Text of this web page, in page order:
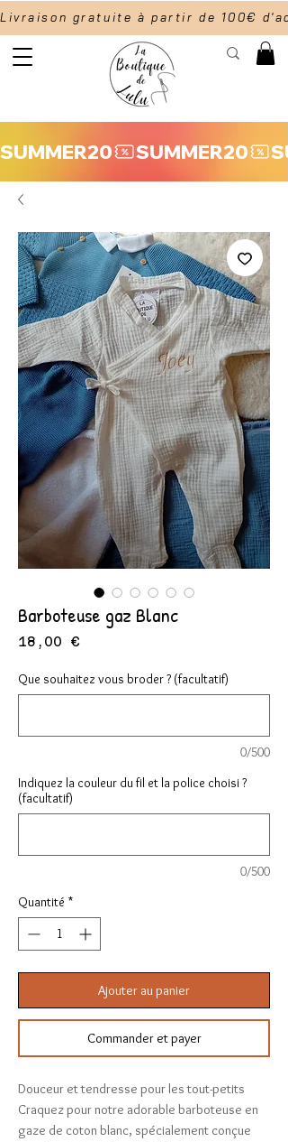
Livraison gratuite à partir de
SUMMER20
Barboteuse gaz Blanc
18,00 €
Que souhaitez vous broder ? (facultatif)
0/500
Indiquez la couleur du fil et la police choisi ?
(facultatif)
0/500
Quantité *
Ajouter au panier
Commander et payer
Douceur et tendresse pour les tout-petits
Craquez pour notre adorable barboteuse en
gaze de coton blanc, spécialement conçue